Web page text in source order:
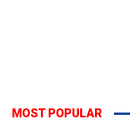
MOST POPULAR